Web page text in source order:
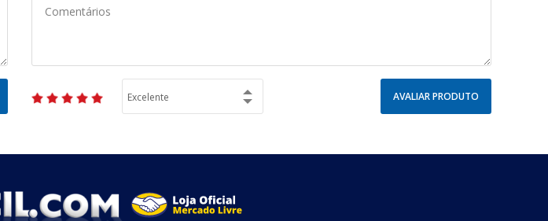
AVALIAR PRODUTO